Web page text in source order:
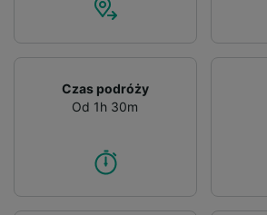
Czas podróży
Od 1h 30m